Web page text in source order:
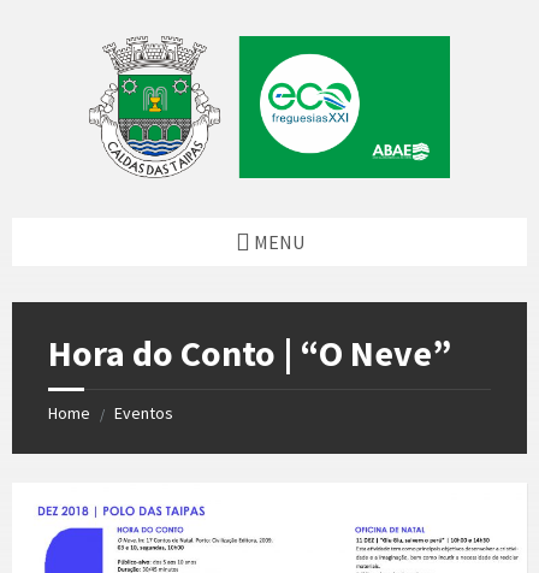
MENU
Hora do Conto | “O Neve”
Home / Eventos